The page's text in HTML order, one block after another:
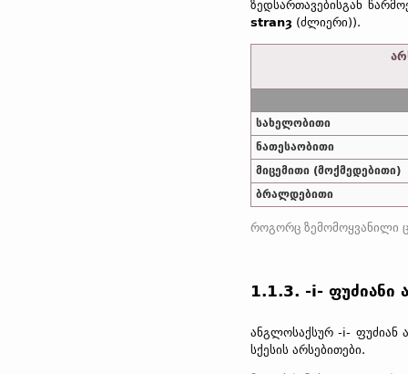
ზედსართავებისგან
stranȝ (ძლიერი)).
სახელობითი
ნათესაობითი
მიცემითი (მოქმედებითი)
ბრალდებითი
1.1.3. -i- ფუძიანი
ანგლოსაქსურ -i- ფუძიან
სქესის არსებითები.